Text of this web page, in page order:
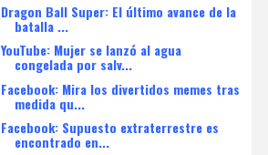
Dragon Ball Super: El último avance de la
batalla ...
YouTube: Mujer se lanzó al agua
congelada por salv...
Facebook: Mira los divertidos memes tras
medida qu...
Facebook: Supuesto extraterrestre es
encontrado en...